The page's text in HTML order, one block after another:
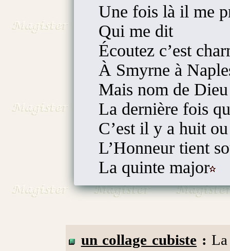
Une fois là il me
Qui me dit
Écoutez c’est
À Smyrne à
Mais nom de
La dernière fois
C’est il y a huit
L’Honneur tient
La quinte major
un collage cubiste :